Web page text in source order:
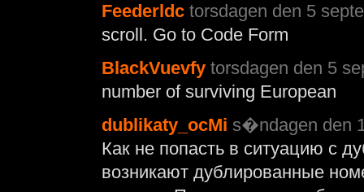
Feederldc torsdagen den 5
scroll. Go to Code Form
BlackVuevfy torsdagen den 5
number of surviving European
dublikaty_ocMi s�ndagen den
Как не попасть в ситуацию с
возникают дублированные